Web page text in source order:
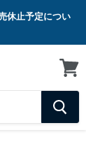
休止予定につい
ー
ト
を
見